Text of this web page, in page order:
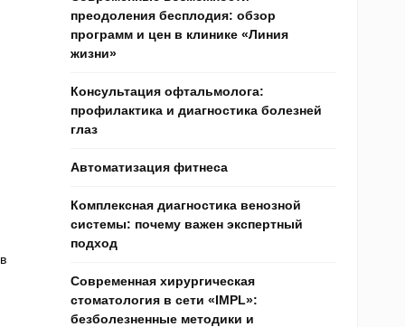
преодоления бесплодия: обзор
программ и цен в клинике «Линия
жизни»
Консультация офтальмолога:
профилактика и диагностика болезней
глаз
Автоматизация фитнеса
Комплексная диагностика венозной
системы: почему важен экспертный
подход
Современная хирургическая
стоматология в сети «IMPL»:
безболезненные методики и